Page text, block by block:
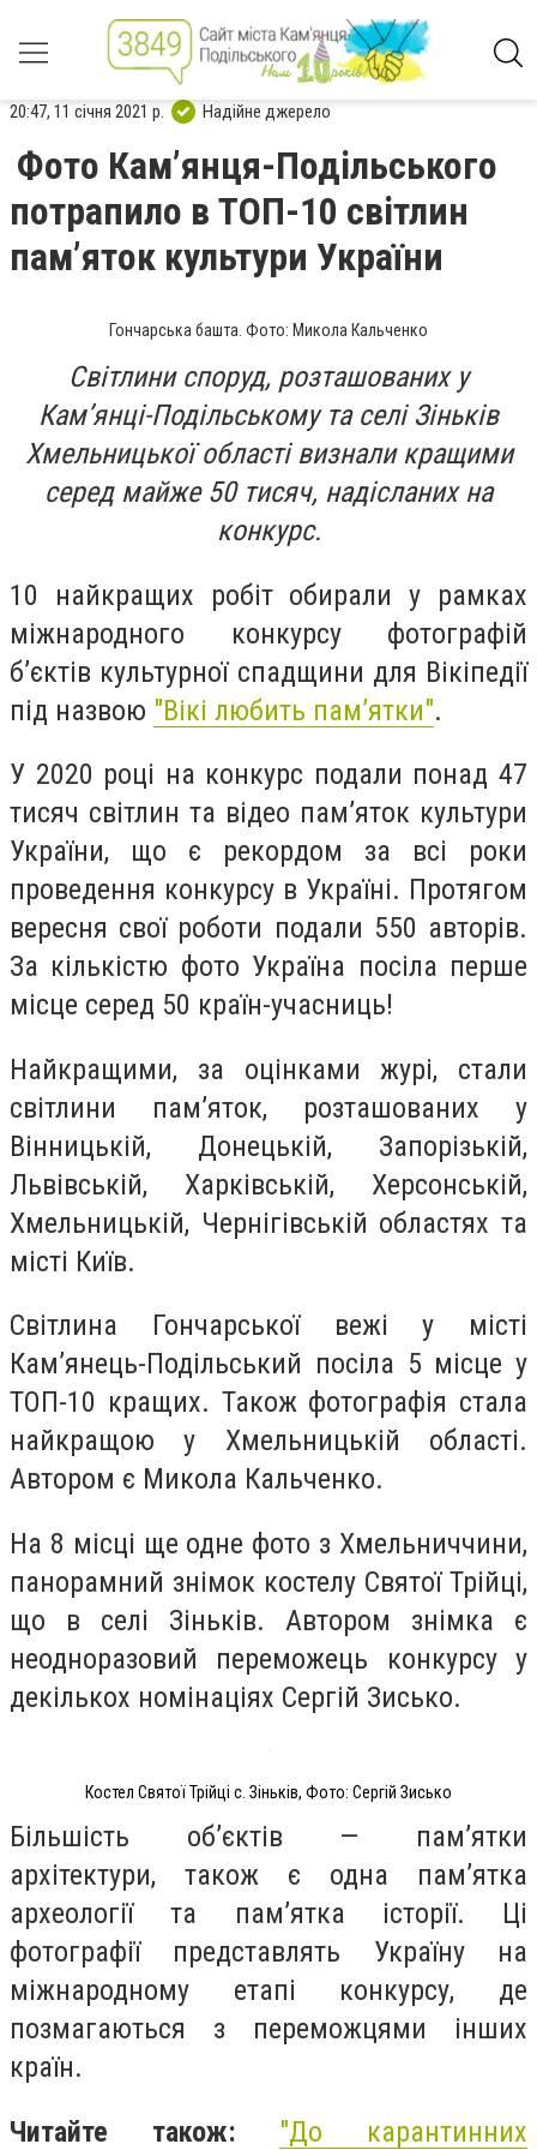
20:47, 11 січня 2021 р. Надійне джерело
Фото Кам’янця-Подільського
потрапило в ТОП-10 світлин
пам’яток культури України
Гончарська башта. Фото: Микола Кальченко
Світлини споруд, розташованих у
Кам’янці-Подільському та селі Зіньків
Хмельницької області визнали кращими
серед майже 50 тисяч, надісланих на
конкурс.
10 найкращих робіт обирали у рамках
міжнародного конкурсу фотографій
б’єктів культурної спадщини для Вікіпедії
під назвою "Вікі любить пам’ятки".
У 2020 році на конкурс подали понад 47
тисяч світлин та відео пам’яток культури
України, що є рекордом за всі роки
проведення конкурсу в Україні. Протягом
вересня свої роботи подали 550 авторів.
За кількістю фото Україна посіла перше
місце серед 50 країн-учасниць!
Найкращими, за оцінками журі, стали
світлини пам’яток, розташованих у
Вінницькій, Донецькій, Запорізькій,
Львівській, Харківській, Херсонській,
Хмельницькій, Чернігівській областях та
місті Київ.
Світлина Гончарської вежі у місті
Кам’янець-Подільський посіла 5 місце у
ТОП-10 кращих. Також фотографія стала
найкращою у Хмельницькій області.
Автором є Микола Кальченко.
На 8 місці ще одне фото з Хмельниччини,
панорамний знімок костелу Святої Трійці,
що в селі Зіньків. Автором знімка є
неодноразовий переможець конкурсу у
декількох номінаціях Сергій Зисько.
Костел Святої Трійці с. Зіньків, Фото: Сергій Зисько
Більшість об’єктів — пам’ятки
архітектури, також є одна пам’ятка
археології та пам’ятка історії. Ці
фотографії представлять Україну на
міжнародному етапі конкурсу, де
позмагаються з переможцями інших
країн.
Читайте також: "До карантинних